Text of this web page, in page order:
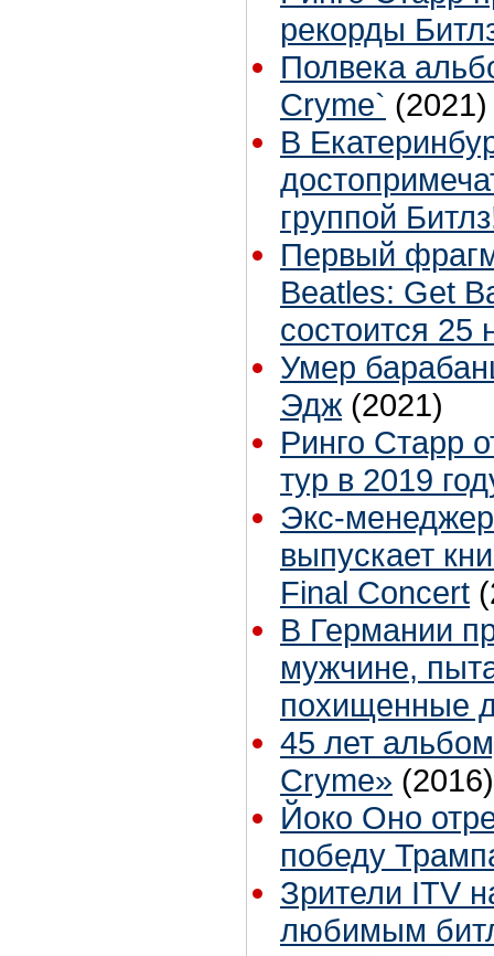
рекорды
Полвека
Cryme` (2021)
В
группой
Первый
Beatles: Get
состоится 25
Умер
Эдж (2021)
Ринго Старр
тур в 2019
Экс-
выпускает
Final Concert
В Германии
мужчине,
похищенные
45 лет
Cryme» (2016)
Йоко Оно
победу
Зрители ITV
любимым